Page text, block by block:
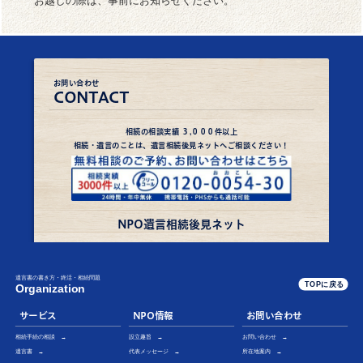
お問い合わせ
CONTACT
相続の相談実績 ３,０００件以上
相続・遺言のことは、遺言相続後見ネットへご相談ください！
NPO遺言相続後見ネット
遺言書の書き方・終活・相続問題
Organization TOPに戻る
サービス
相続手続の相談 →
遺言書 →
NPO情報
設立趣旨 →
代表メッセージ →
お問い合わせ
お問い合わせ →
所在地案内 →